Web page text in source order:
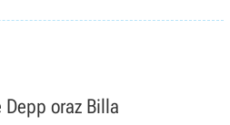
Depp oraz Billa